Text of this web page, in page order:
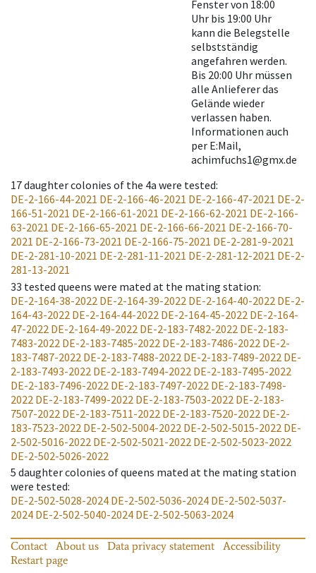
Fenster von 18:00
Uhr bis 19:00 Uhr
kann die Belegstelle
selbstständig
angefahren werden.
Bis 20:00 Uhr müssen
alle Anlieferer das
Gelände wieder
verlassen haben.
Informationen auch
per E:Mail,
achimfuchs1@gmx.de
17daughter colonies of the 4a were tested:
DE-2-166-44-2021 DE-2-166-46-2021 DE-2-166-47-2021 DE-2-
166-51-2021 DE-2-166-61-2021 DE-2-166-62-2021 DE-2-166-
63-2021 DE-2-166-65-2021 DE-2-166-66-2021 DE-2-166-70-
2021 DE-2-166-73-2021 DE-2-166-75-2021 DE-2-281-9-2021
DE-2-281-10-2021 DE-2-281-11-2021 DE-2-281-12-2021 DE-2-
281-13-2021
33 tested queens were mated at the mating station:
DE-2-164-38-2022 DE-2-164-39-2022 DE-2-164-40-2022 DE-2-
164-43-2022 DE-2-164-44-2022 DE-2-164-45-2022 DE-2-164-
47-2022 DE-2-164-49-2022 DE-2-183-7482-2022 DE-2-183-
7483-2022 DE-2-183-7485-2022 DE-2-183-7486-2022 DE-2-
183-7487-2022 DE-2-183-7488-2022 DE-2-183-7489-2022 DE-
2-183-7493-2022 DE-2-183-7494-2022 DE-2-183-7495-2022
DE-2-183-7496-2022 DE-2-183-7497-2022 DE-2-183-7498-
2022 DE-2-183-7499-2022 DE-2-183-7503-2022 DE-2-183-
7507-2022 DE-2-183-7511-2022 DE-2-183-7520-2022 DE-2-
183-7523-2022 DE-2-502-5004-2022 DE-2-502-5015-2022 DE-
2-502-5016-2022 DE-2-502-5021-2022 DE-2-502-5023-2022
DE-2-502-5026-2022
5 daughter colonies of queens mated at the mating station
were tested:
DE-2-502-5028-2024 DE-2-502-5036-2024 DE-2-502-5037-
2024 DE-2-502-5040-2024 DE-2-502-5063-2024
Contact About us Data privacy statement
Accessibility
Restart page